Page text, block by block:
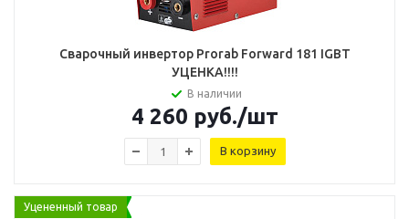
Сварочный инвертор Prorab Forward 181 IGBT
УЦЕНКА!!!!
В наличии
4 260 руб./шт
В корзину
Уцененный товар